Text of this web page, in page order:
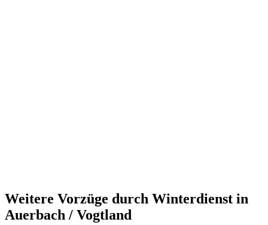
Weitere Vorzüge durch Winterdienst in
Auerbach / Vogtland